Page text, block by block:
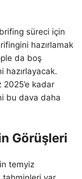
süreci için
hazırlamak
da boş
hazırlayacak.
kadar
bu dava daha
Görüşleri
temyiz